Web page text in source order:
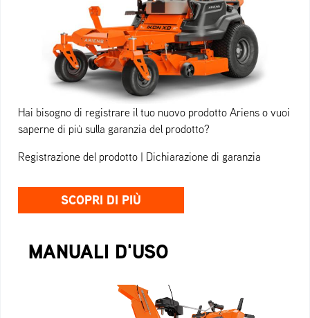
Hai bisogno di registrare il tuo nuovo prodotto Ariens o vuoi
saperne di più sulla garanzia del prodotto?
Registrazione del prodotto | Dichiarazione di garanzia
SCOPRI DI PIÙ
MANUALI D'USO